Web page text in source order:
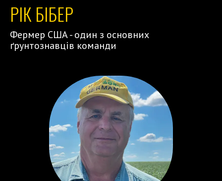
РІК БІБЕР
Фермер США - один з основних
ґрунтознавців команди